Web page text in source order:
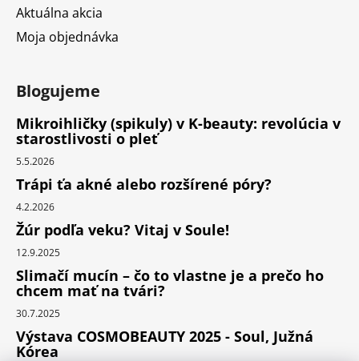
Aktuálna akcia
Moja objednávka
Blogujeme
Mikroihličky (spikuly) v K-beauty: revolúcia v
starostlivosti o pleť
5.5.2026
Trápi ťa akné alebo rozšírené póry?
4.2.2026
Žúr podľa veku? Vitaj v Soule!
12.9.2025
Slimačí mucín – čo to vlastne je a prečo ho
chcem mať na tvári?
30.7.2025
Výstava COSMOBEAUTY 2025 - Soul, Južná
Kórea